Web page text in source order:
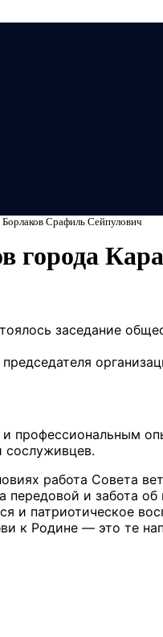
Борлаков Срафиль Сейпулович
города
заседание
профессиональным
сослуживцев.
работа Совета
и забота
и патриотическое
к Родине — это те